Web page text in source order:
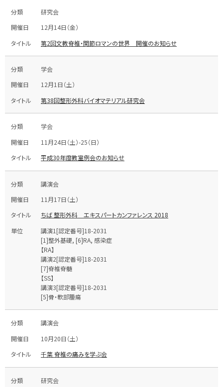
研究会
12月14日（金）
第2回文教脊椎・関節ロマンの世界 開催のお知らせ
学会
12月1日（土）
第38回整形外科バイオマテリアル研究会
学会
11月24日（土）-25（日）
平成30年度教室例会のお知らせ
講演会
11月17日（土）
ちば 整形外科 エキスパートカンファレンス 2018
講演1[認定番号]18-2031
[1]整外基礎, [6]RA, 感染症
【RA】
講演2[認定番号]18-2031
[7]脊椎脊髄
【SS】
講演3[認定番号]18-2031
[5]骨・軟部腫瘍
講演会
10月20日（土）
千葉 脊椎の痛みを学ぶ会
研究会